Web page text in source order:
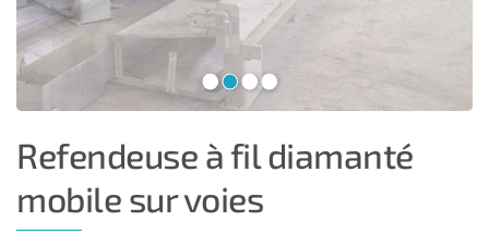
••••
Refendeuse à fil diamanté
mobile sur voies